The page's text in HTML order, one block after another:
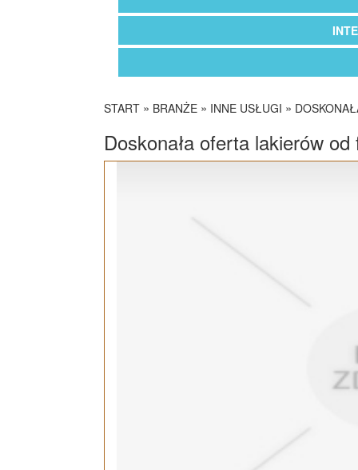
START » BRANŻE » INNE USŁUGI »
Doskonała oferta lakierów